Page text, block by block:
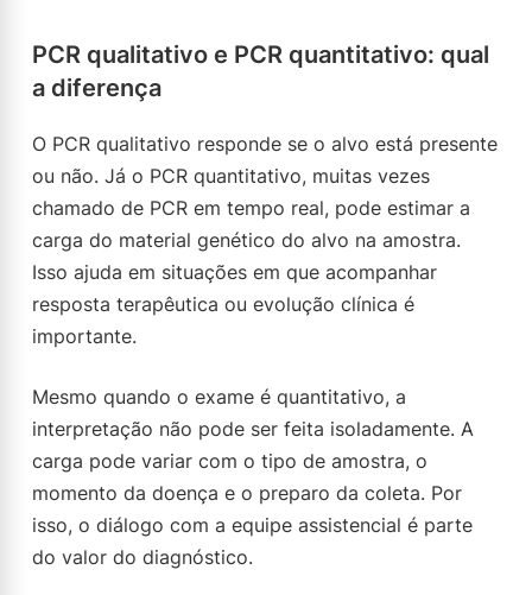
PCR qualitativo e PCR quantitativo: qual
a diferença
O PCR qualitativo responde se o alvo está presente
ou não. Já o PCR quantitativo, muitas vezes
chamado de PCR em tempo real, pode estimar a
carga do material genético do alvo na amostra.
Isso ajuda em situações em que acompanhar
resposta terapêutica ou evolução clínica é
importante.
Mesmo quando o exame é quantitativo, a
interpretação não pode ser feita isoladamente. A
carga pode variar com o tipo de amostra, o
momento da doença e o preparo da coleta. Por
isso, o diálogo com a equipe assistencial é parte
do valor do diagnóstico.